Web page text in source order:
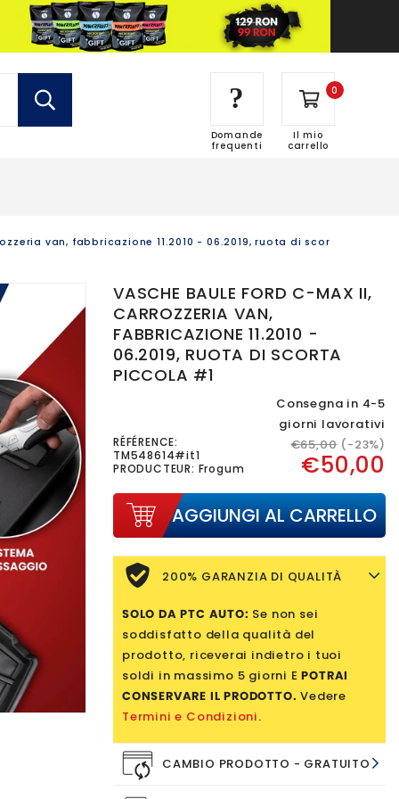
0
Il mio
carrello
?
Domande
frequenti
van, fabbricazione 11.2010 - 06.2019, ruota di scorta piccola
VASCHE BAULE FORD C-MAX II,
CARROZZERIA VAN,
FABBRICAZIONE 11.2010 -
06.2019, RUOTA DI SCORTA
PICCOLA #1
RÉFÉRENCE:
TM548614#it1
PRODUCTEUR: Frogum
Consegna in 4-5
giorni lavorativi
€65,00(-23%)
€50,00
AGGIUNGI AL CARRELLO
200% GARANZIA DI QUALITÀ
SOLO DA PTC AUTO: Se non sei
soddisfatto della qualità del
prodotto, riceverai indietro i tuoi
soldi in massimo 5 giorni EPOTRAI
CONSERVARE IL PRODOTTO.Vedere
Termini e Condizioni.
CAMBIO PRODOTTO - GRATUITO